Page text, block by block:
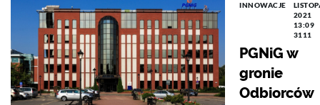
INNOWACJE
2021
13:09
3111
PGNiG w
gronie
Odbiorców